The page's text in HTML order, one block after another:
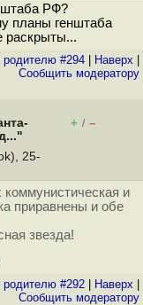
РФ?
планы генштаба
раскрыты...
родителю #294 Наверх
Cообщить модератору
+ / –
25-
коммунистическая и
приравнены и обе
звезда!
родителю #292 Наверх
Cообщить модератору